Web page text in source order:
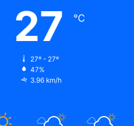
27 ℃
27º - 27º
47%
3.96 km/h